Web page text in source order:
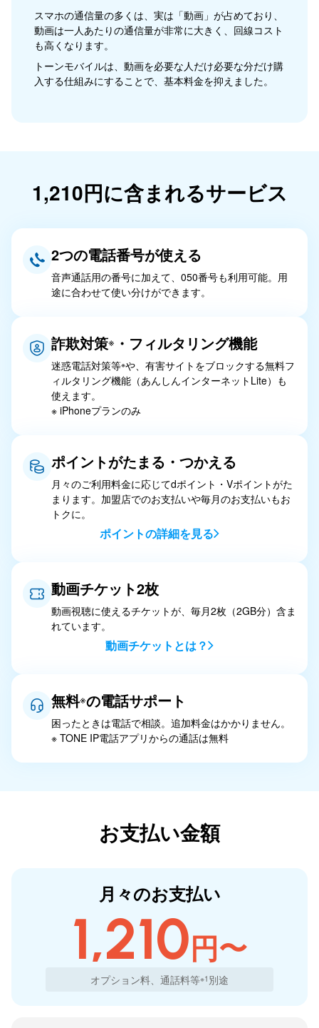
スマホの通信量の多くは、実は「動画」が占めており、
動画は一人あたりの通信量が非常に大きく、回線コスト
も高くなります。
トーンモバイルは、動画を必要な人だけ必要な分だけ購
入する仕組みにすることで、基本料金を抑えました。
1,210円に含まれるサービス
2つの電話番号が使える
音声通話用の番号に加えて、050番号も利用可能。用
途に合わせて使い分けができます。
詐欺対策※ ・フィルタリング機能
迷惑電話対策等※や、有害サイトをブロックする無料フ
ィルタリング機能（あんしんインターネットLite）も
使えます。
※ iPhoneプランのみ
ポイントがたまる・つかえる
月々のご利用料金に応じてdポイント・Vポイントがた
まります。加盟店でのお支払いや毎月のお支払いもお
トクに。
ポイントの詳細を見る
動画チケット2枚
動画視聴に使えるチケットが、毎月2枚（2GB分）含ま
れています。
動画チケットとは？
無料※の電話サポート
困ったときは電話で相談。追加料金はかかりません。
※ TONE IP電話アプリからの通話は無料
お支払い金額
月々のお支払い
1,210 円〜
オプション料、通話料等※1 別途